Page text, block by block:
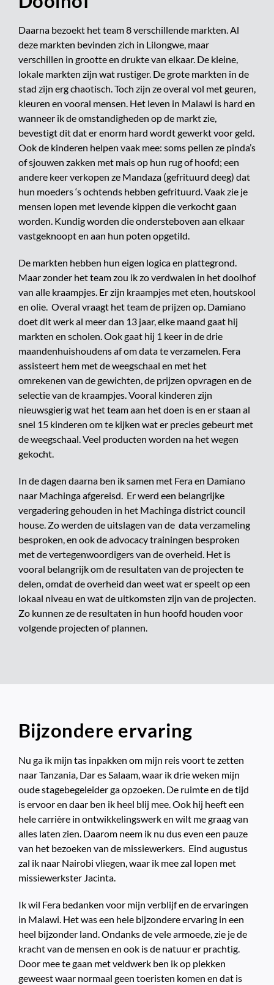
Daarna bezoekt het team 8 verschillende markten. Al
deze markten bevinden zich in Lilongwe, maar
verschillen in grootte en drukte van elkaar. De kleine,
lokale markten zijn wat rustiger. De grote markten in de
stad zijn erg chaotisch. Toch zijn ze overal vol met geuren,
kleuren en vooral mensen. Het leven in Malawi is hard en
wanneer ik de omstandigheden op de markt zie,
bevestigt dit dat er enorm hard wordt gewerkt voor geld.
Ook de kinderen helpen vaak mee: soms pellen ze pinda’s
of sjouwen zakken met mais op hun rug of hoofd; een
andere keer verkopen ze Mandaza (gefrituurd deeg) dat
hun moeders ‘s ochtends hebben gefrituurd. Vaak zie je
mensen lopen met levende kippen die verkocht gaan
worden. Kundig worden die ondersteboven aan elkaar
vastgeknoopt en aan hun poten opgetild.
De markten hebben hun eigen logica en plattegrond.
Maar zonder het team zou ik zo verdwalen in het doolhof
van alle kraampjes. Er zijn kraampjes met eten, houtskool
en olie. Overal vraagt het team de prijzen op. Damiano
doet dit werk al meer dan 13 jaar, elke maand gaat hij
markten en scholen. Ook gaat hij 1 keer in de drie
maandenhuishoudens af om data te verzamelen. Fera
assisteert hem met de weegschaal en met het
omrekenen van de gewichten, de prijzen opvragen en de
selectie van de kraampjes. Vooral kinderen zijn
nieuwsgierig wat het team aan het doen is en er staan al
snel 15 kinderen om te kijken wat er precies gebeurt met
de weegschaal. Veel producten worden na het wegen
gekocht.
In de dagen daarna ben ik samen met Fera en Damiano
naar Machinga afgereisd. Er werd een belangrijke
vergadering gehouden in het Machinga district council
house. Zo werden de uitslagen van de data verzameling
besproken, en ook de advocacy trainingen besproken
met de vertegenwoordigers van de overheid. Het is
vooral belangrijk om de resultaten van de projecten te
delen, omdat de overheid dan weet wat er speelt op een
lokaal niveau en wat de uitkomsten zijn van de projecten.
Zo kunnen ze de resultaten in hun hoofd houden voor
volgende projecten of plannen.
Bijzondere ervaring
Nu ga ik mijn tas inpakken om mijn reis voort te zetten
naar Tanzania, Dar es Salaam, waar ik drie weken mijn
oude stagebegeleider ga opzoeken. De ruimte en de tijd
is ervoor en daar ben ik heel blij mee. Ook hij heeft een
hele carrière in ontwikkelingswerk en wilt me graag van
alles laten zien. Daarom neem ik nu dus even een pauze
van het bezoeken van de missiewerkers. Eind augustus
zal ik naar Nairobi vliegen, waar ik mee zal lopen met
missiewerkster Jacinta.
Ik wil Fera bedanken voor mijn verblijf en de ervaringen
in Malawi. Het was een hele bijzondere ervaring in een
heel bijzonder land. Ondanks de vele armoede, zie je de
kracht van de mensen en ook is de natuur er prachtig.
Door mee te gaan met veldwerk ben ik op plekken
geweest waar normaal geen toeristen komen en dat is